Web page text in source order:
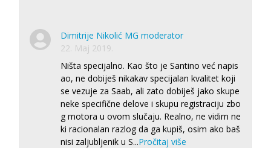
Dimitrije Nikolić MG moderator
22. Maj 2019.
Ništa specijalno. Kao što je Santino već napis
ao, ne dobiješ nikakav specijalan kvalitet koji
se vezuje za Saab, ali zato dobiješ jako skupe
neke specifične delove i skupu registraciju zbo
g motora u ovom slučaju. Realno, ne vidim ne
ki racionalan razlog da ga kupiš, osim ako baš
nisi zaljubljenik u S...Pročitaj više